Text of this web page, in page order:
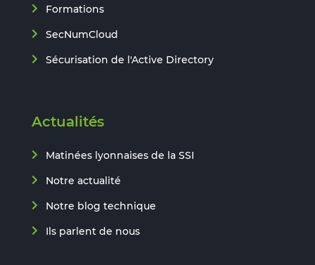
Formations
SecNumCloud
Sécurisation de l'Active Directory
Actualités
Matinées lyonnaises de la SSI
Notre actualité
Notre blog technique
Ils parlent de nous